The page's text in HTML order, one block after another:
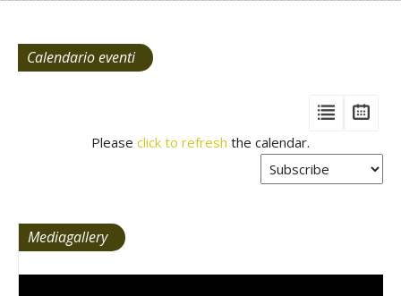
Calendario eventi
View
Please click to refresh the calendar.
Mediagallery